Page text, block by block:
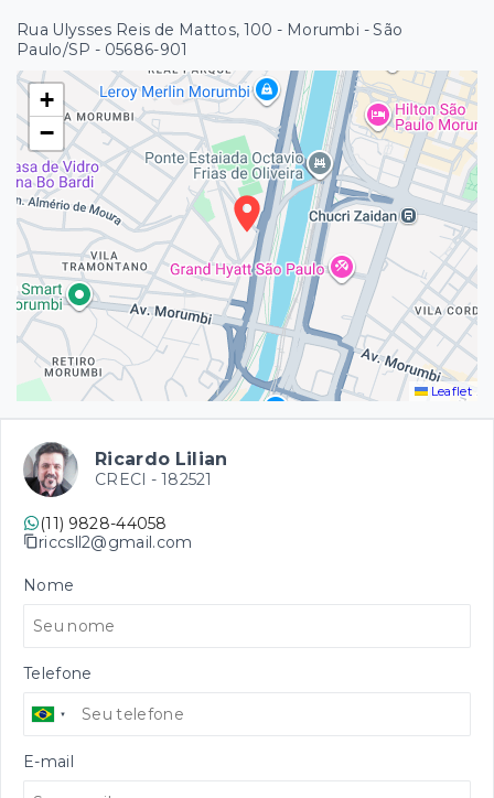
Rua Ulysses Reis de Mattos, 100 - Morumbi - São
Paulo/SP - 05686-901
+
−
Leaflet
Ricardo Lilian
CRECI - 182521
(11) 9828-44058
riccsll2@gmail.com
Nome
Telefone
E-mail